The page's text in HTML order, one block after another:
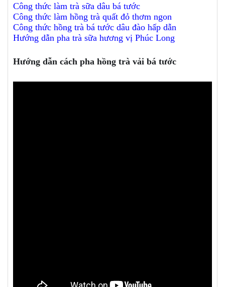
Công thức làm trà sữa dâu bá tước
Công thức làm hồng trà quất đỏ thơm ngon
Công thức hồng trà bá tước dâu đào hấp dẫn
Hướng dẫn pha trà sữa hương vị Phúc Long
Hướng dẫn cách pha hồng trà vải bá tước